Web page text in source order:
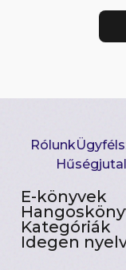
Rólunk
E-könyvek
Kategóriák
Idegen